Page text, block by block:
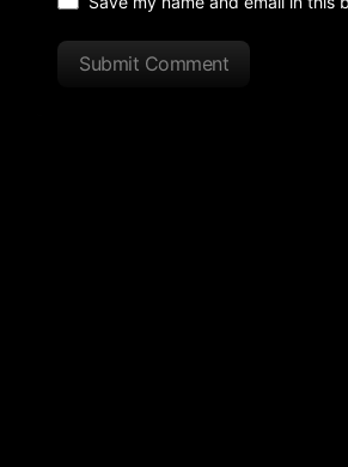
Submit Comment